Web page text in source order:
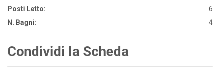
Posti Letto:
6
N. Bagni:
4
Condividi la Scheda